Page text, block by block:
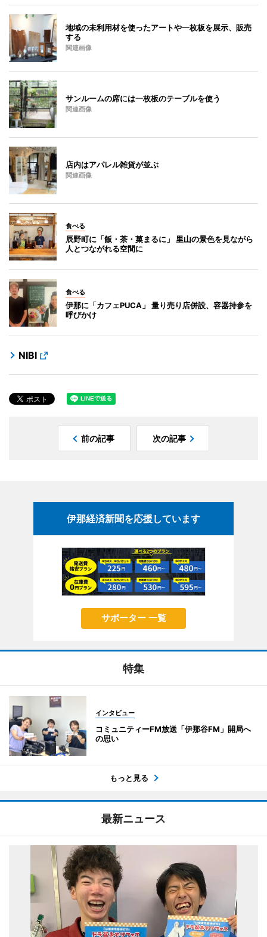
地域の未利用材を使ったアートや一枚板を展示、販売
する
関連画像
サンルームの席には一枚板のテーブルを使う
関連画像
店内はアパレル雑貨が並ぶ
関連画像
食べる
辰野町に「飯・茶・菓まるに」 里山の景色を見ながら
人とつながれる空間に
食べる
伊那に「カフェPUCA」 量り売り店併設、容器持参を
呼びかけ
NIBI
前の記事 次の記事
伊那経済新聞を応援しています
サポーター 一覧
特集
インタビュー
コミュニティーFM放送「伊那谷FM」開局へ
の思い
もっと見る
最新ニュース